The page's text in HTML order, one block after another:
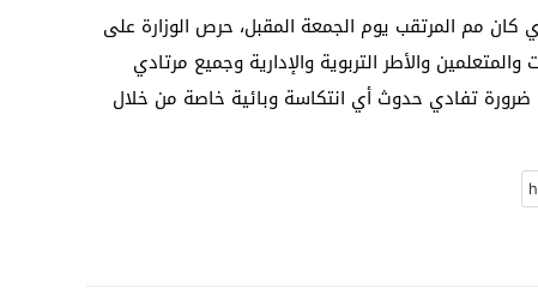
مم المرتقب يوم الجمعة المقبل، حرص الوزارة على
والأطر التربوية والإدارية وجميع مرتادي
ضرورة تفادي حدوث أي انتكاسة وبائية خاصة من خلال